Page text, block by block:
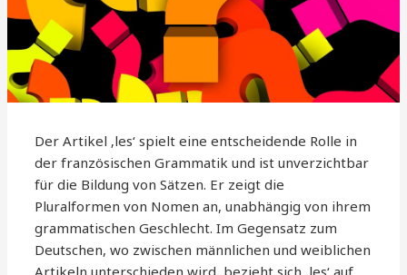
Der Artikel ‚les‘ spielt eine entscheidende Rolle in
der französischen Grammatik und ist unverzichtbar
für die Bildung von Sätzen. Er zeigt die
Pluralformen von Nomen an, unabhängig von ihrem
grammatischen Geschlecht. Im Gegensatz zum
Deutschen, wo zwischen männlichen und weiblichen